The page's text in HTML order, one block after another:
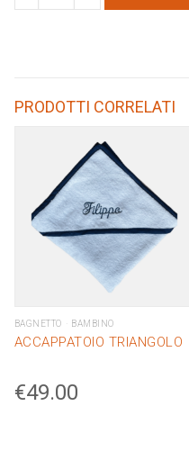
BAMBINO
PRODOTTI CORRELATI
BAGNETTO BAMBINO
ACCAPPATOIO TRIANGOLO
€49.00